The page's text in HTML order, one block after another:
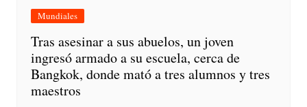
Mundiales
Tras asesinar a sus abuelos, un joven
ingresó armado a su escuela, cerca de
Bangkok, donde mató a tres alumnos y tres
maestros